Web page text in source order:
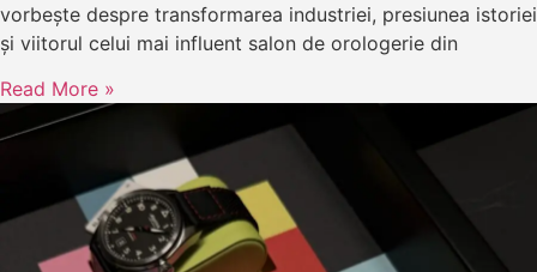
vorbește despre transformarea industriei, presiunea istoriei
și viitorul celui mai influent salon de orologerie din
Read More »